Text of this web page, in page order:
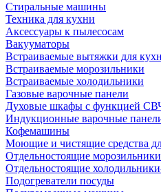
Стиральные машины
Техника для кухни
Аксессуары к пылесосам
Вакууматоры
Встраиваемые вытяжки для
Встраиваемые морозильники
Встраиваемые холодильники
Газовые варочные панели
Духовые шкафы с функцией
Индукционные варочные
Кофемашины
Моющие и чистящие средства
Отдельностоящие морозильники
Отдельностоящие
Подогреватели посуды